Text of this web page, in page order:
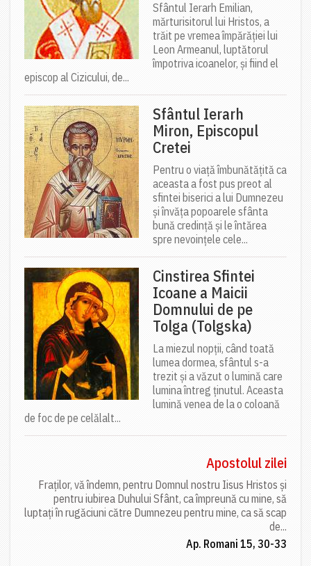
Sfântul Ierarh Emilian,
mărturisitorul lui Hristos, a
trăit pe vremea împărăției lui
Leon Armeanul, luptătorul
împotriva icoanelor, și fiind el
episcop al Cizicului, de...
Sfântul Ierarh
Miron, Episcopul
Cretei
Pentru o viață îmbunătățită ca
aceasta a fost pus preot al
sfintei biserici a lui Dumnezeu
și învăța popoarele sfânta
bună credință și le întărea
spre nevoințele cele...
Cinstirea Sfintei
Icoane a Maicii
Domnului de pe
Tolga (Tolgska)
La miezul nopții, când toată
lumea dormea, sfântul s-a
trezit și a văzut o lumină care
lumina întreg ținutul. Aceasta
lumină venea de la o coloană
de foc de pe celălalt...
Apostolul zilei
Fraților, vă îndemn, pentru Domnul nostru Iisus Hristos și
pentru iubirea Duhului Sfânt, ca împreună cu mine, să
luptați în rugăciuni către Dumnezeu pentru mine, ca să scap
de...
Ap. Romani 15, 30-33